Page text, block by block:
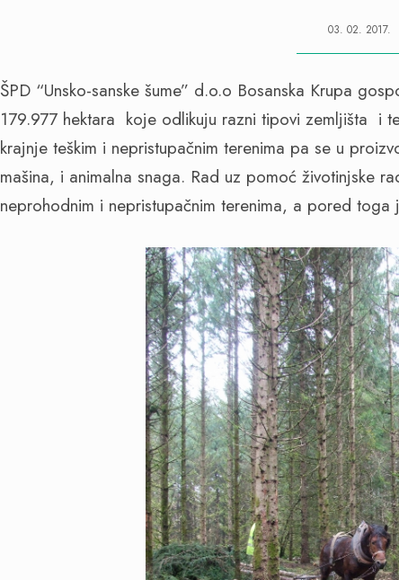
03. 02. 2017.
ŠPD “Unsko-sanske šume” d.o.o Bosanska Krupa
179.977 hektara koje odlikuju razni tipovi zemljišta i
krajnje teškim i nepristupačnim terenima pa se u
mašina, i animalna snaga. Rad uz pomoć životinjske
neprohodnim i nepristupačnim terenima, a pored toga